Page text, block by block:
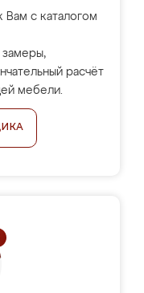
с каталогом
расчёт
мебели.